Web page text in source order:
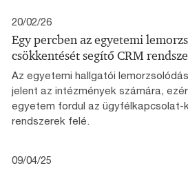
20/02/26
Egy percben az egyetemi
csökkentését segítő CRM
Az egyetemi hallgatói
jelent az intézmények számára,
egyetem fordul az ügyfélkapcsolat-
rendszerek felé.
09/04/25